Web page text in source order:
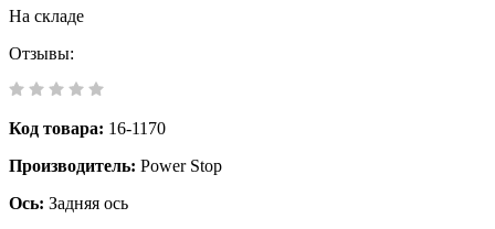
На складе
Отзывы:
Код товара: 16-1170
Производитель: Power Stop
Ось: Задняя ось